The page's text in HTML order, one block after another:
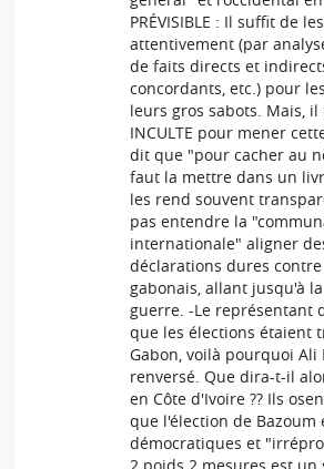
PRÉVISIBLE : Il suffit de
attentivement (par
de faits directs et
concordants, etc.) pour
leurs gros sabots. Mais,
INCULTE pour mener
dit que "pour cacher au
faut la mettre dans un
les rend souvent
pas entendre la
internationale" aligner
déclarations dures
gabonais, allant jusqu'à
guerre. -Le représentant
que les élections étaient
Gabon, voilà pourquoi Ali
renversé. Que dira-t-il
en Côte d'Ivoire ?? Ils
que l'élection de Bazoum
démocratiques et